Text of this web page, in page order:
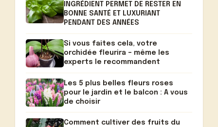
INGRÉDIENT PERMET DE RESTER EN
BONNE SANTÉ ET LUXURIANT
PENDANT DES ANNÉES
Si vous faites cela, votre
orchidée fleurira – même les
experts le recommandent
Les 5 plus belles fleurs roses
pour le jardin et le balcon : A vous
de choisir
Comment cultiver des fruits du